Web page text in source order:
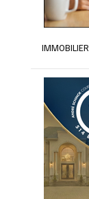
IMMOBILIER